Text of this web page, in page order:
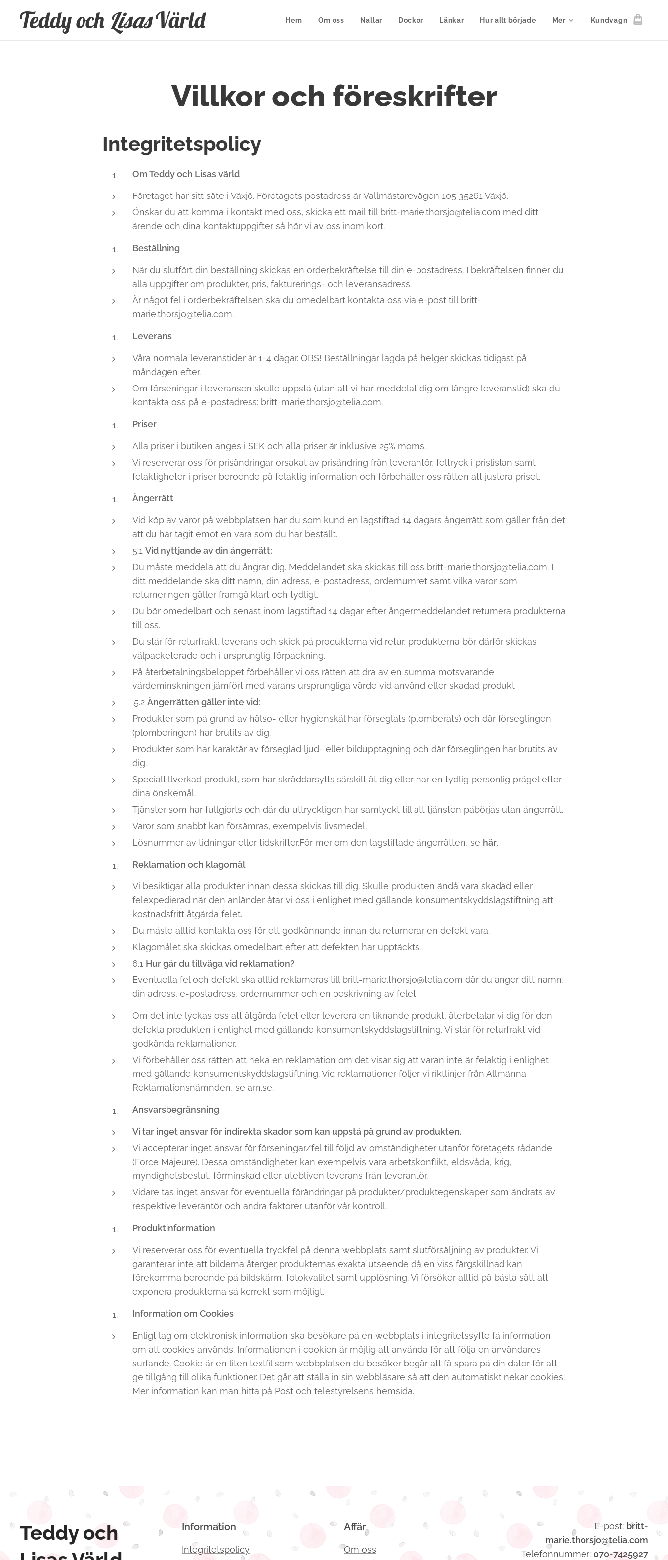
Teddy och LisasVärld Hem Om oss Nallar Dockor Länkar Hur allt började Mer Kundvagn
Villkor och föreskrifter
Integritetspolicy
Om Teddy och Lisas värld
Företaget har sitt säte i Växjö. Företagets postadress är Vallmästarevägen 105 35261 Växjö.
Önskar du att komma i kontakt med oss, skicka ett mail till britt-marie.thorsjo@telia.com med ditt
ärende och dina kontaktuppgifter så hör vi av oss inom kort.
Beställning
När du slutfört din beställning skickas en orderbekräftelse till din e-postadress. I bekräftelsen finner du
alla uppgifter om produkter, pris, fakturerings- och leveransadress.
Är något fel i orderbekräftelsen ska du omedelbart kontakta oss via e-post till britt-
marie.thorsjo@telia.com.
Leverans
Våra normala leveranstider är 1-4 dagar. OBS! Beställningar lagda på helger skickas tidigast på
måndagen efter.
Om förseningar i leveransen skulle uppstå (utan att vi har meddelat dig om längre leveranstid) ska du
kontakta oss på e-postadress: britt-marie.thorsjo@telia.com.
Priser
Alla priser i butiken anges i SEK och alla priser är inklusive 25% moms.
Vi reserverar oss för prisändringar orsakat av prisändring från leverantör, feltryck i prislistan samt
felaktigheter i priser beroende på felaktig information och förbehåller oss rätten att justera priset.
Ångerrätt
Vid köp av varor på webbplatsen har du som kund en lagstiftad 14 dagars ångerrätt som gäller från det
att du har tagit emot en vara som du har beställt.
5.1 Vid nyttjande av din ångerrätt:
Du måste meddela att du ångrar dig. Meddelandet ska skickas till oss britt-marie.thorsjo@telia.com. I
ditt meddelande ska ditt namn, din adress, e-postadress, ordernumret samt vilka varor som
returneringen gäller framgå klart och tydligt.
Du bör omedelbart och senast inom lagstiftad 14 dagar efter ångermeddelandet returnera produkterna
till oss.
Du står för returfrakt, leverans och skick på produkterna vid retur, produkterna bör därför skickas
välpacketerade och i ursprunglig förpackning.
På återbetalningsbeloppet förbehåller vi oss rätten att dra av en summa motsvarande
värdeminskningen jämfört med varans ursprungliga värde vid använd eller skadad produkt
.5.2 Ångerrätten gäller inte vid:
Produkter som på grund av hälso- eller hygienskäl har förseglats (plomberats) och där förseglingen
(plomberingen) har brutits av dig.
Produkter som har karaktär av förseglad ljud- eller bildupptagning och där förseglingen har brutits av
dig.
Specialtillverkad produkt, som har skräddarsytts särskilt åt dig eller har en tydlig personlig prägel efter
dina önskemål.
Tjänster som har fullgjorts och där du uttryckligen har samtyckt till att tjänsten påbörjas utan ångerrätt.
Varor som snabbt kan försämras, exempelvis livsmedel.
Lösnummer av tidningar eller tidskrifter.För mer om den lagstiftade ångerrätten, se här.
Reklamation och klagomål
Vi besiktigar alla produkter innan dessa skickas till dig. Skulle produkten ändå vara skadad eller
felexpedierad när den anländer åtar vi oss i enlighet med gällande konsumentskyddslagstiftning att
kostnadsfritt åtgärda felet.
Du måste alltid kontakta oss för ett godkännande innan du returnerar en defekt vara.
Klagomålet ska skickas omedelbart efter att defekten har upptäckts.
6.1 Hur går du tillväga vid reklamation?
Eventuella fel och defekt ska alltid reklameras till britt-marie.thorsjo@telia.com där du anger ditt namn,
din adress, e-postadress, ordernummer och en beskrivning av felet.
Om det inte lyckas oss att åtgärda felet eller leverera en liknande produkt, återbetalar vi dig för den
defekta produkten i enlighet med gällande konsumentskyddslagstiftning. Vi står för returfrakt vid
godkända reklamationer.
Vi förbehåller oss rätten att neka en reklamation om det visar sig att varan inte är felaktig i enlighet
med gällande konsumentskyddslagstiftning. Vid reklamationer följer vi riktlinjer från Allmänna
Reklamationsnämnden, se arn.se.
Ansvarsbegränsning
Vi tar inget ansvar för indirekta skador som kan uppstå på grund av produkten.
Vi accepterar inget ansvar för förseningar/fel till följd av omständigheter utanför företagets rådande
(Force Majeure). Dessa omständigheter kan exempelvis vara arbetskonflikt, eldsvåda, krig,
myndighetsbeslut, förminskad eller utebliven leverans från leverantör.
Vidare tas inget ansvar för eventuella förändringar på produkter/produktegenskaper som ändrats av
respektive leverantör och andra faktorer utanför vår kontroll.
Produktinformation
Vi reserverar oss för eventuella tryckfel på denna webbplats samt slutförsäljning av produkter. Vi
garanterar inte att bilderna återger produkternas exakta utseende då en viss färgskillnad kan
förekomma beroende på bildskärm, fotokvalitet samt upplösning. Vi försöker alltid på bästa sätt att
exponera produkterna så korrekt som möjligt.
Information om Cookies
Enligt lag om elektronisk information ska besökare på en webbplats i integritetssyfte få information
om att cookies används. Informationen i cookien är möjlig att använda för att följa en användares
surfande. Cookie är en liten textfil som webbplatsen du besöker begär att få spara på din dator för att
ge tillgång till olika funktioner. Det går att ställa in sin webbläsare så att den automatiskt nekar cookies.
Mer information kan man hitta på Post och telestyrelsens hemsida.
Teddy och
Information
Integritetspolicy
Affär
Om oss
E-post: britt-
marie.thorsjo@telia.com
Telefonnummer: 070-7425927